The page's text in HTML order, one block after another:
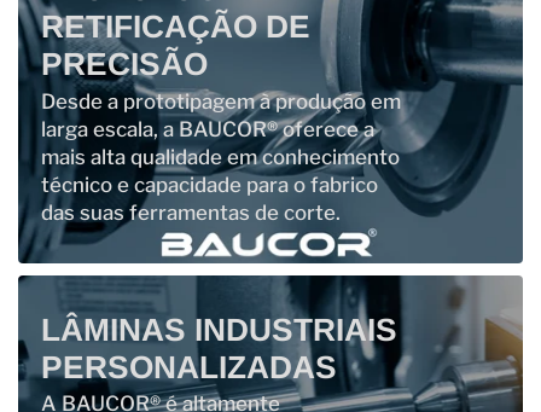
RETIFICAÇÃO DE
PRECISÃO
Desde a prototipagem à produção em
larga escala, a BAUCOR® oferece a
mais alta qualidade em conhecimento
técnico e capacidade para o fabrico
das suas ferramentas de corte.
LÂMINAS INDUSTRIAIS
PERSONALIZADAS
A BAUCOR® é altamente